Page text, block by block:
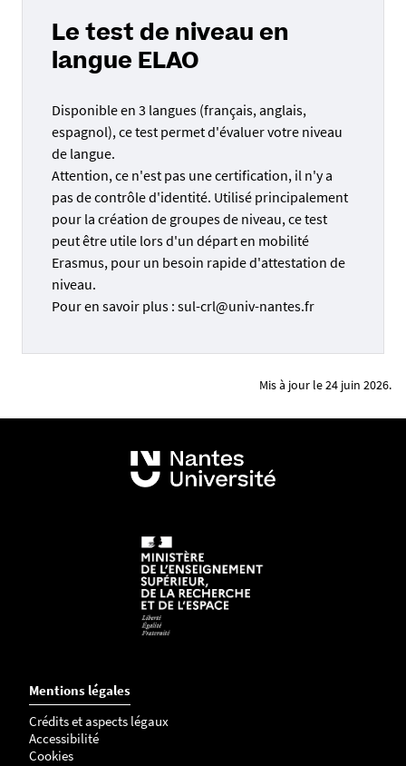
Le test de niveau en
langue ELAO
Disponible en 3 langues (français, anglais,
espagnol), ce test permet d'évaluer votre niveau
de langue.
Attention, ce n'est pas une certification, il n'y a
pas de contrôle d'identité. Utilisé principalement
pour la création de groupes de niveau, ce test
peut être utile lors d'un départ en mobilité
Erasmus, pour un besoin rapide d'attestation de
niveau.
Pour en savoir plus : sul-crl@univ-nantes.fr
Mis à jour le 24 juin 2026.
Mentions légales
Crédits et aspects légaux
Accessibilité
Cookies